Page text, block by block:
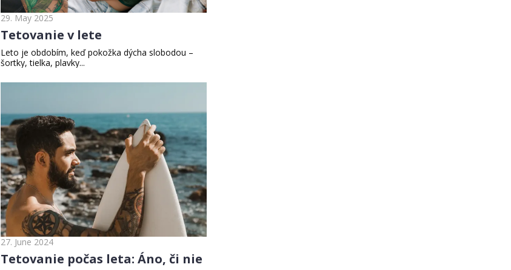
Tetovanie v lete
29. May 2025
Leto je obdobím, keď pokožka dýcha slobodou –
šortky, tielka, plavky...
Tetovanie počas leta: Áno, či nie
27. June 2024